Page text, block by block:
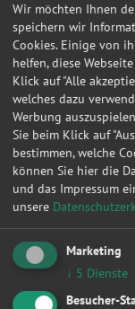
Getriebe
HU/AU Benzin
HU/AU Diesel
Inspektion
Karosserie
Keilriemen
Klima /
Klimaservice
Kupplung
Lackierung
Lichtmaschine
Ölwechsel
Radlager
Radwechsel 4
Reifenwechsel
Wir möchten Ihnen
speichern wir
Cookies. Einige von
helfen, diese
Klick auf "Alle
welches dazu
Werbung
Sie beim Klick auf
bestimmen, welche
können Sie hier die
und das Impressum
unsere
Marketing
↓ 5 Dienste
Besucher-